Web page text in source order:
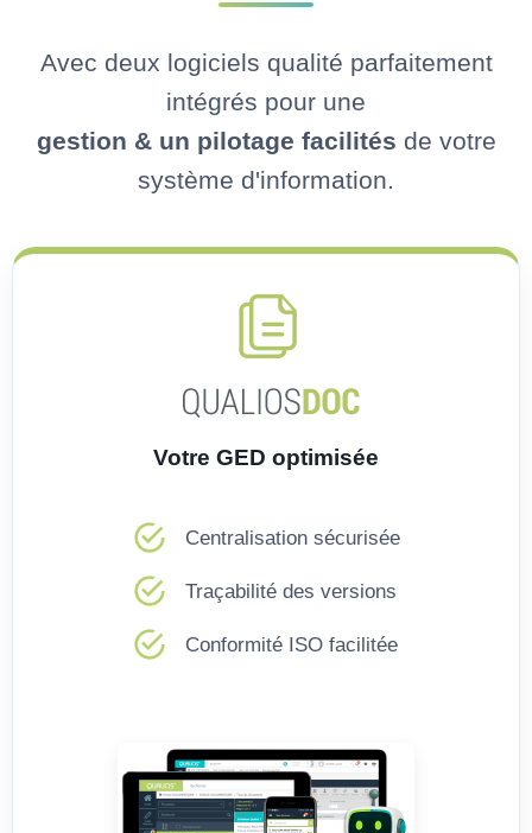
Avec deux logiciels qualité parfaitement
intégrés pour une
gestion & un pilotage facilités de votre
système d'information.
Votre GED optimisée
Centralisation sécurisée
Traçabilité des versions
Conformité ISO facilitée